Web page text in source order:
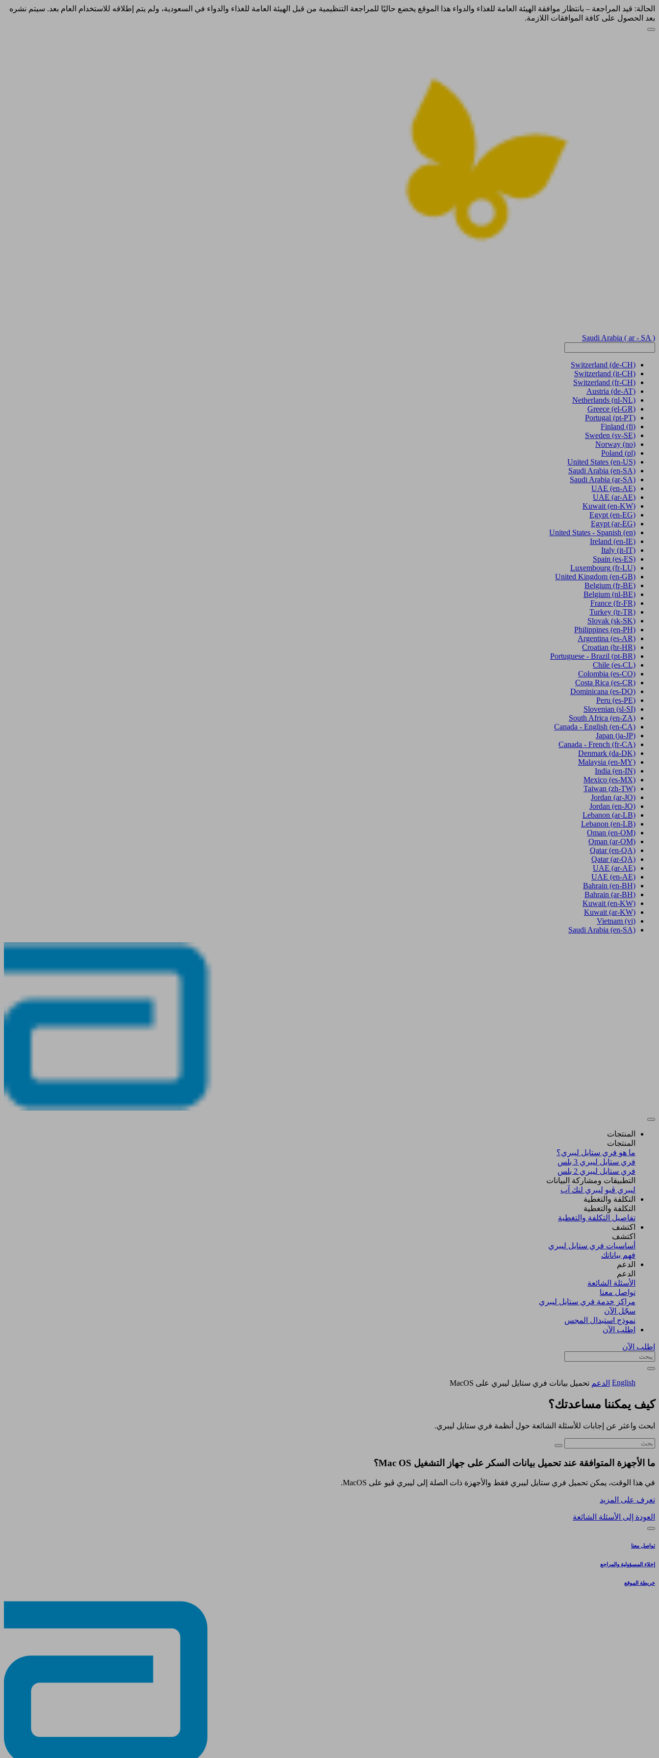
الحالة: قيد المراجعة – بانتظار موافقة الهيئة العامة للغذاء والدواء هذا الموقع يخضع حاليًا للمراجعة التنظيمية من قبل الهيئة العامة للغذاء والدواء في السعودية، ولم يتم إطلاقه للاستخدام العام بعد. سيتم نشره
بعد الحصول على كافة الموافقات اللازمة.
Saudi Arabia ( ar - SA )
Switzerland (de-CH)
Switzerland (it-CH)
Switzerland (fr-CH)
Austria (de-AT)
Netherlands (nl-NL)
Greece (el-GR)
Portugal (pt-PT)
Finland (fi)
Sweden (sv-SE)
Norway (no)
Poland (pl)
United States (en-US)
Saudi Arabia (en-SA)
Saudi Arabia (ar-SA)
UAE (en-AE)
UAE (ar-AE)
Kuwait (en-KW)
Egypt (en-EG)
Egypt (ar-EG)
United States - Spanish (en)
Ireland (en-IE)
Italy (it-IT)
Spain (es-ES)
Luxembourg (fr-LU)
United Kingdom (en-GB)
Belgium (fr-BE)
Belgium (nl-BE)
France (fr-FR)
Turkey (tr-TR)
Slovak (sk-SK)
Philippines (en-PH)
Argentina (es-AR)
Croatian (hr-HR)
Portuguese - Brazil (pt-BR)
Chile (es-CL)
Colombia (es-CO)
Costa Rica (es-CR)
Dominicana (es-DO)
Peru (es-PE)
Slovenian (sl-SI)
South Africa (en-ZA)
Canada - English (en-CA)
Japan (ja-JP)
Canada - French (fr-CA)
Denmark (da-DK)
Malaysia (en-MY)
India (en-IN)
Mexico (es-MX)
Taiwan (zh-TW)
Jordan (ar-JO)
Jordan (en-JO)
Lebanon (ar-LB)
Lebanon (en-LB)
Oman (en-OM)
Oman (ar-OM)
Qatar (en-QA)
Qatar (ar-QA)
UAE (ar-AE)
UAE (en-AE)
Bahrain (en-BH)
Bahrain (ar-BH)
Kuwait (en-KW)
Kuwait (ar-KW)
Vietnam (vi)
Saudi Arabia (en-SA)
المنتجات
المنتجات
ما هو فري ستايل ليبري؟
فري ستايل ليبري 3 بلس​
فري ستايل ليبري 2 بلس​
التطبيقات ومشاركة البيانات
ليبري ڤيو ليبري لنك آب
التكلفة والتغطية
التكلفة والتغطية
تفاصيل التكلفة والتغطية
اكتشف​
اكتشف​
أساسيات فري ستايل ليبري
فهم بياناتك
الدعم
الدعم
الأسئلة الشائعة
تواصل معنا
مراكز خدمة فري ستايل ليبري
سجّل الآن​
نموذج استبدال المجس
اطلب الآن
اطلب الآن
English الدعم تحميل بيانات فري ستايل ليبري على MacOS
كيف يمكننا مساعدتك؟
ابحث واعثر عن إجابات للأسئلة الشائعة حول أنظمة فري ستايل ليبري.
ما الأجهزة المتوافقة عند تحميل بيانات السكر على جهاز التشغيل Mac OS؟
في هذا الوقت، يمكن تحميل فري ستايل ليبري فقط والأجهزة ذات الصلة إلى ليبري ڤيو على MacOS.
تعرف على المزيد
العودة إلى الأسئلة الشائعة
تواصل معنا
إخلاء المسؤولية والمراجع
خريطة الموقع